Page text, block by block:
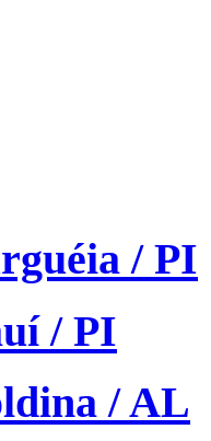
/ PI
/ PI
/ AL